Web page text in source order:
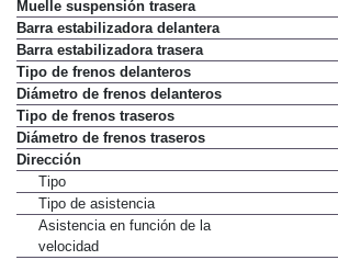
Muelle suspensión trasera
Barra estabilizadora delantera
Barra estabilizadora trasera
Tipo de frenos delanteros
Diámetro de frenos delanteros
Tipo de frenos traseros
Diámetro de frenos traseros
Dirección
Tipo
Tipo de asistencia
Asistencia en función de la
velocidad